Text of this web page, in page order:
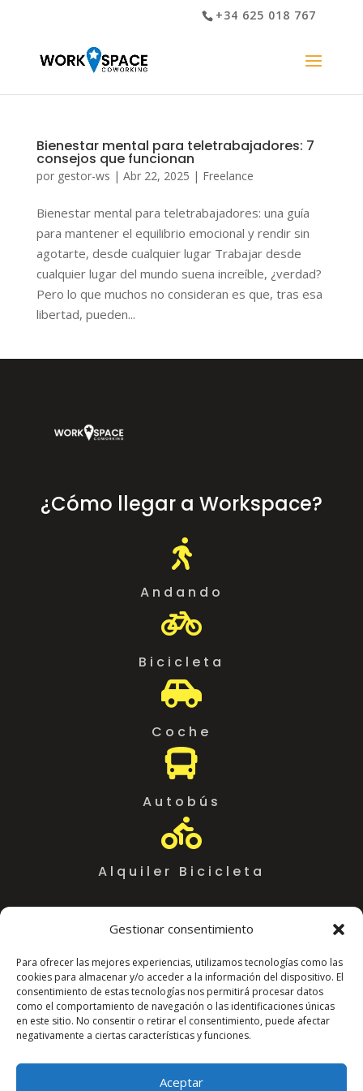
Gestionar consentimiento
Para ofrecer las mejores experiencias, utilizamos tecnologías como las
cookies para almacenar y/o acceder a la información del dispositivo. El
consentimiento de estas tecnologías nos permitirá procesar datos
como el comportamiento de navegación o las identificaciones únicas
en este sitio. No consentir o retirar el consentimiento, puede afectar
negativamente a ciertas características y funciones.
Aceptar
+34 625 018 767
Bienestar mental para teletrabajadores: 7
consejos que funcionan
por gestor-ws | Abr 22, 2025 | Freelance
Bienestar mental para teletrabajadores: una guía
para mantener el equilibrio emocional y rendir sin
agotarte, desde cualquier lugar Trabajar desde
cualquier lugar del mundo suena increíble, ¿verdad?
Pero lo que muchos no consideran es que, tras esa
libertad, pueden...
¿Cómo llegar a Workspace?

Andando

Bicicleta

Coche

Autobús

Alquiler Bicicleta